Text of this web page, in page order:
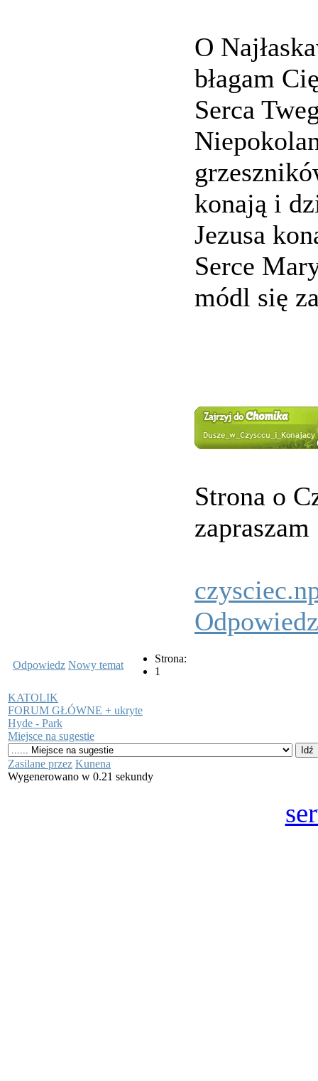
O
błagam
Serca
konają i
Jezusa
Serce
módl się
Strona o
zapraszam
Odpowiedz
Odpowiedz Nowy temat
Strona:
1
KATOLIK
FORUM GŁÓWNE + ukryte
Hyde - Park
Miejsce na sugestie
Zasilane przez Kunena
Wygenerowano w 0.21 sekundy